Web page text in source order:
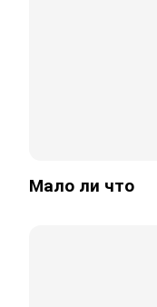
Мало ли что